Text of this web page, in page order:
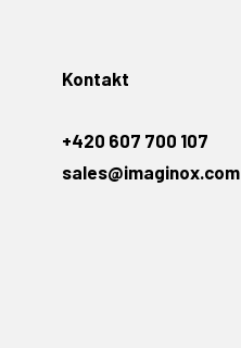
Kontakt
+420 607 700 107
sales@imaginox.com